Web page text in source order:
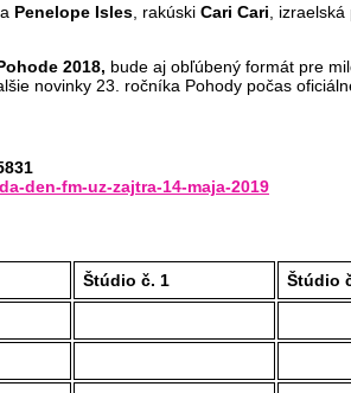
a Penelope Isles , rakúski Cari Cari ,
2018, bude aj obľúbený formát pre
novinky 23. ročníka Pohody počas
den-fm-uz-zajtra-14-maja-2019
Štúdio č. 1 Štúdio